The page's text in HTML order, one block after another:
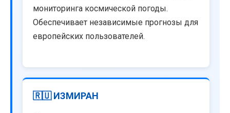
мониторинга космической погоды.
Обеспечивает независимые прогнозы для
европейских пользователей.
🇷🇺 ИЗМИРАН